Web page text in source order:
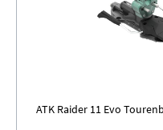
ATK Raider 11 Evo